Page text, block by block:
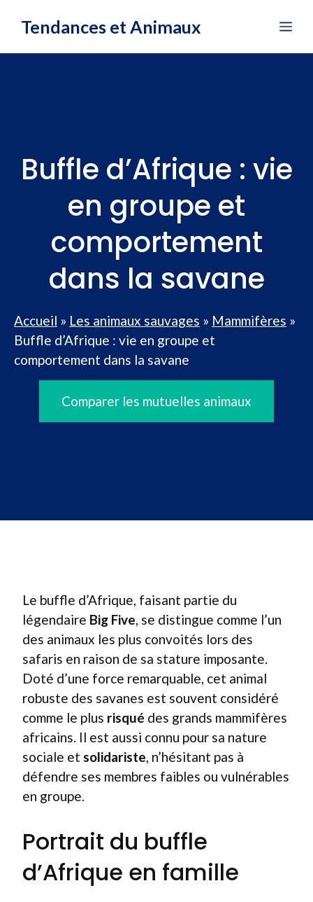
Tendances et Animaux
Buffle d’Afrique : vie
en groupe et
comportement
dans la savane
Accueil » Les animaux sauvages » Mammifères »
Buffle d’Afrique : vie en groupe et
comportement dans la savane
Comparer les mutuelles animaux
Le buffle d’Afrique, faisant partie du
légendaire Big Five, se distingue comme l’un
des animaux les plus convoités lors des
safaris en raison de sa stature imposante.
Doté d’une force remarquable, cet animal
robuste des savanes est souvent considéré
comme le plus risqué des grands mammifères
africains. Il est aussi connu pour sa nature
sociale et solidariste, n’hésitant pas à
défendre ses membres faibles ou vulnérables
en groupe.
Portrait du buffle
d’Afrique en famille